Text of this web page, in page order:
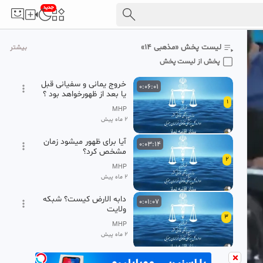
جدید
لیست پخش «مذهبی ۱۴» بیشتر
پخش از لیست پخش
1
0:06:01
خروج یمانی و سفیانی قبل
یا بعد از ظهورخواهد بود ؟
شبکه ولایت
MHP
2 ماه پیش
2
0:03:14
آیا برای ظهور میشود زمان
مشخص کرد؟
MHP
2 ماه پیش
3
0:01:07
دابه الارض کیست؟ شبکه
ولایت
MHP
2 ماه پیش
0:02:21
آیا 313 یار امام زمان(ع)در